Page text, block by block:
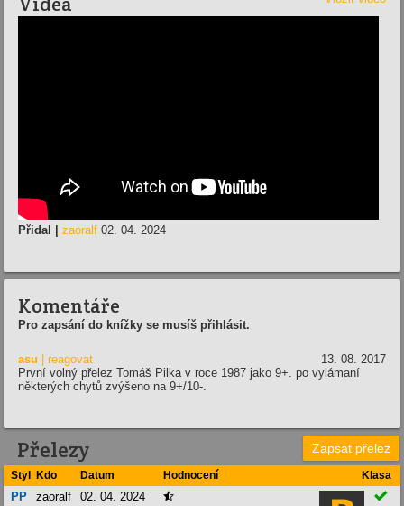
Přidal | zaoralf 02. 04. 2024
Komentáře
Pro zapsání do knížky se musíš přihlásit.
asu | reagovat
13. 08. 2017
První volný přelez Tomáš Pilka v roce 1987 jako 9+. po vylámaní
některých chytů zvýšeno na 9+/10-.
Přelezy Zapsat přelez
Styl Kdo Datum Hodnocení Klasa
PP zaoralf 02. 04. 2024  